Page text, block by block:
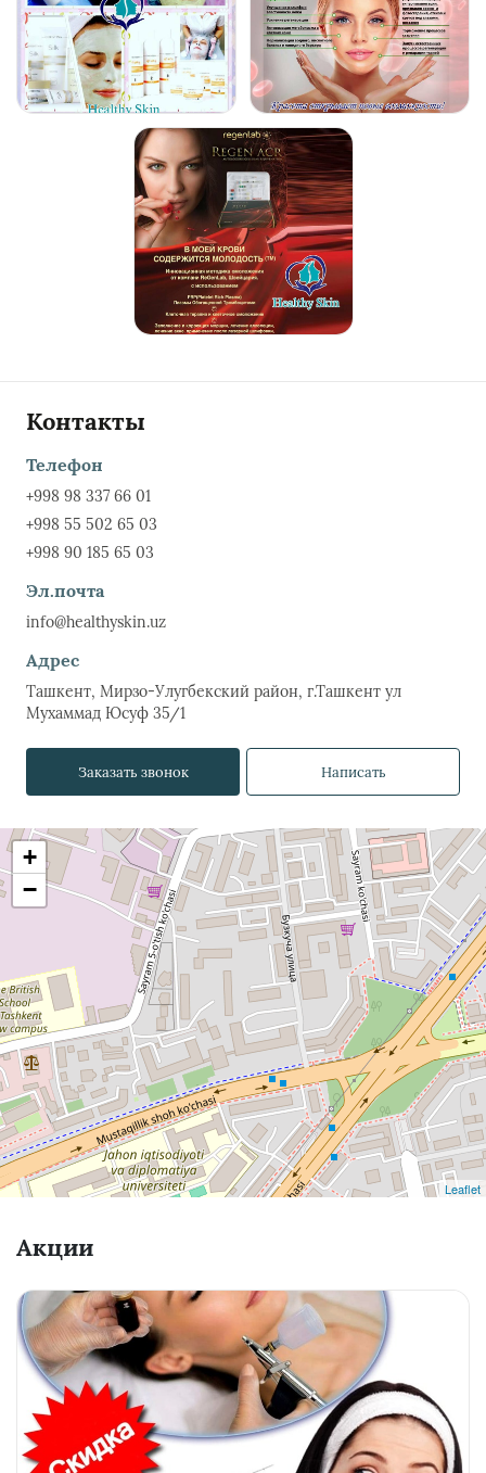
Акции
Контакты
Телефон
+998 98 337 66 01
+998 55 502 65 03
+998 90 185 65 03
Эл.почта
info@healthyskin.uz
Адрес
Ташкент, Мирзо-Улугбекский район, г.Ташкент ул
Мухаммад Юсуф 35/1
Заказать звонок Написать
+
−
Leaflet